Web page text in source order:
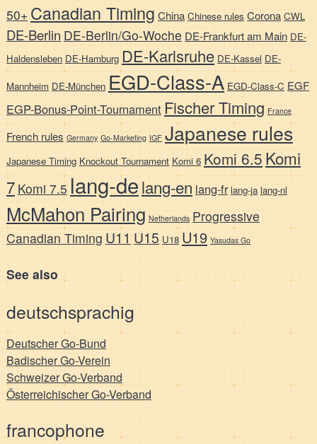
50+ Canadian Timing China Chinese rules Corona CWL
DE-Berlin DE-Berlin/Go-Woche DE-Frankfurt am Main DE-
Haldensleben DE-Hamburg DE-Karlsruhe DE-Kassel DE-
Mannheim DE-München EGD-Class-A EGD-Class-C EGF
EGP-Bonus-Point-Tournament Fischer Timing France
French rules Germany Go-Marketing IGF Japanese rules
Japanese Timing Knockout Tournament Komi 6 Komi 6.5Komi
7 Komi 7.5 lang-delang-en lang-fr lang-ja lang-nl
McMahon Pairing Netherlands Progressive
Canadian Timing U11 U15 U18 U19 Yasudas Go
See also
deutschsprachig
Deutscher Go-Bund
Badischer Go-Verein
Schweizer Go-Verband
Österreichischer Go-Verband
francophone